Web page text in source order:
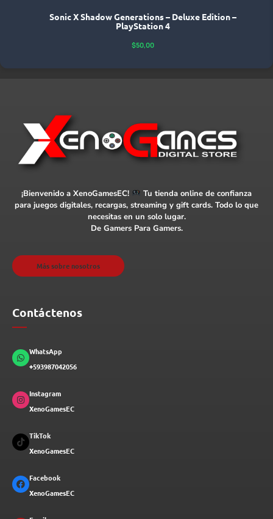
Sonic X Shadow Generations – Deluxe Edition –
PlayStation 4
$50,00
¡Bienvenido a XenoGamesEC!
Tu tienda online de confianza
para juegos digitales, recargas, streaming y gift cards. Todo lo que
necesitas en un solo lugar.
De Gamers Para Gamers.
Más sobre nosotros
Contáctenos
WhatsApp
+593987042056
Instagram
XenoGamesEC
TikTok
XenoGamesEC
Facebook
XenoGamesEC